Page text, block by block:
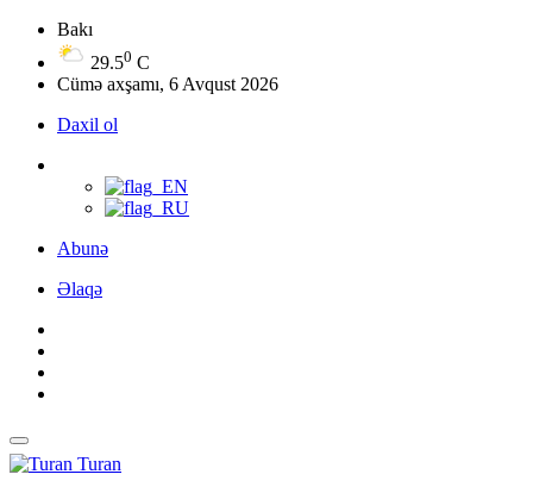
Bakı
29.50 C
Cümə axşamı, 6 Avqust 2026
Daxil ol
Abunə
Əlaqə
Turan